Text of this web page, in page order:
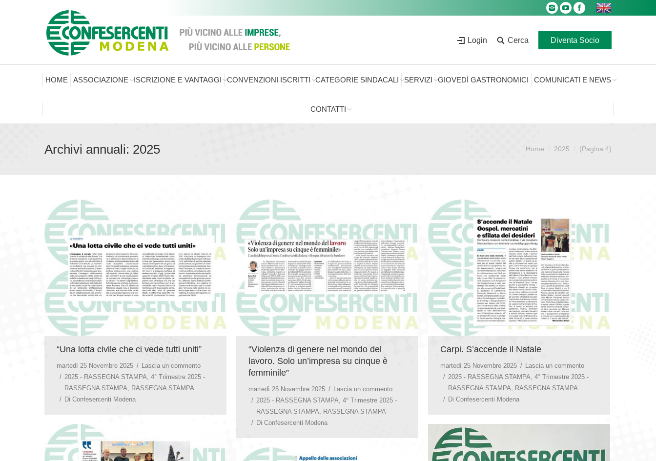
Login Cerca Diventa Socio
HOME ASSOCIAZIONE ISCRIZIONE E VANTAGGI CONVENZIONI ISCRITTI CATEGORIE SINDACALI SERVIZI GIOVEDÌ GASTRONOMICI COMUNICATI E NEWS
CONTATTI
Archivi annuali: 2025 Home 2025 (Pagina 4)
“Una lotta civile che ci vede tutti uniti”
martedì 25 Novembre 2025
Lascia un commento
2025 - RASSEGNA STAMPA 4° Trimestre 2025 -
RASSEGNA STAMPA
RASSEGNA STAMPA
Di Confesercenti Modena
“Violenza di genere nel mondo del
lavoro. Solo un’impresa su cinque è
femminile”
martedì 25 Novembre 2025
Lascia un commento
2025 - RASSEGNA STAMPA 4° Trimestre 2025 -
RASSEGNA STAMPA
RASSEGNA STAMPA
Di Confesercenti Modena
Carpi. S’accende il Natale
martedì 25 Novembre 2025
Lascia un commento
2025 - RASSEGNA STAMPA 4° Trimestre 2025 -
RASSEGNA STAMPA
RASSEGNA STAMPA
Di Confesercenti Modena